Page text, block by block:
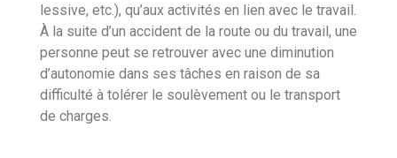
lessive, etc.), qu’aux activités en lien avec le travail.
À la suite d’un accident de la route ou du travail, une
personne peut se retrouver avec une diminution
d’autonomie dans ses tâches en raison de sa
difficulté à tolérer le soulèvement ou le transport
de charges.